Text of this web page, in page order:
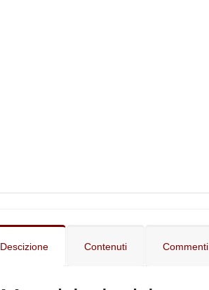
Descizione Contenuti Commenti